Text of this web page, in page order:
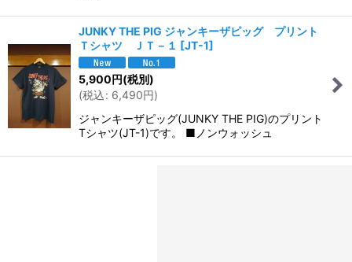
JUNKY THE PIG ジャンキーザピッグ プリント
Ｔシャツ ＪＴ－１ [JT-1]
5,900円(税別)
(税込: 6,490円)
ジャンキーザピッグ(JUNKY THE PIG)のプリント
Tシャツ(JT-1)です。 ■ノンウォッシュ